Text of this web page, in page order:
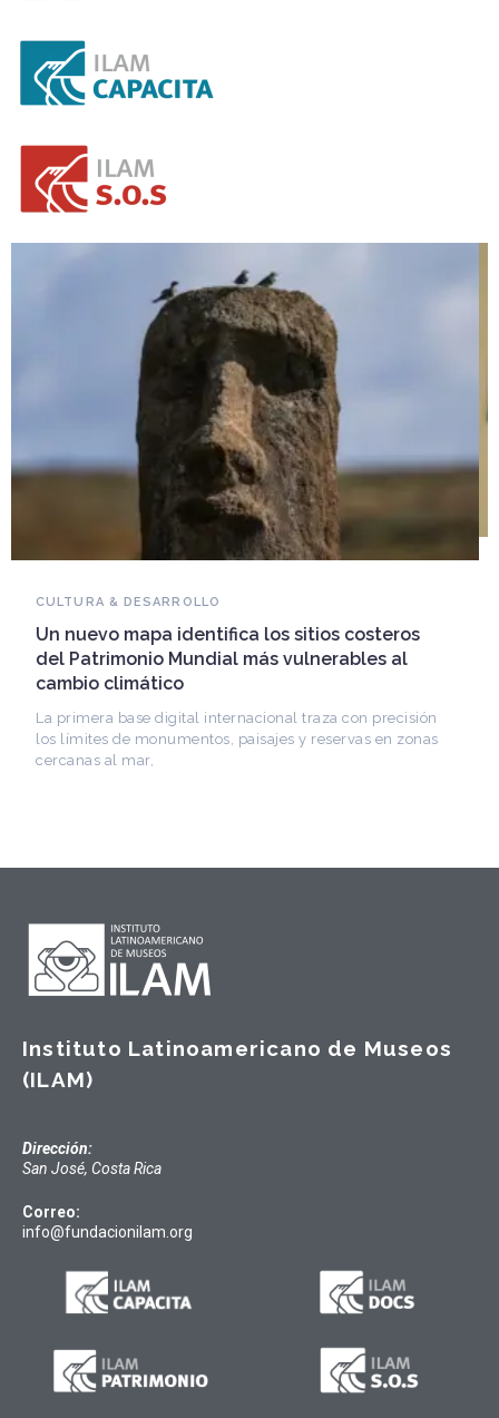
Falleció Ramón Gutiérrez, guardián del
patrimonio iberoamericano
Arquitecto, historiador e Investigador Superior del
CONICET, fundó el CEDODAL e impulsó los Seminarios
de Arquitectura Latinoamericana. Publicó más de
Instituto Latinoamericano de Museos
(ILAM)
Dirección:
San José, Costa Rica
Correo:
info@fundacionilam.org